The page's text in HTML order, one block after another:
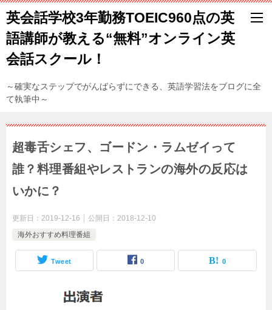
英会話学校3年勤務TOEIC960点の英
語講師が教える“無料”オンライン英
会話スクール！
～確実なステップでがんばらずにできる、英語学習法をブログに全
て執筆中～
超毒舌シェフ、ゴードン・ラムゼイって
誰？料理番組やレストランの海外の反応は
いかに？
更新日： 2019-12-16 公開日： 2018-12-10
海外おすすめ料理番組
Tweet 0 0